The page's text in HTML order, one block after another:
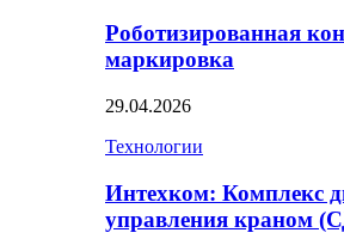
Роботизированная
маркировка
29.04.2026
Технологии
Интехком: Комплекс
управления краном